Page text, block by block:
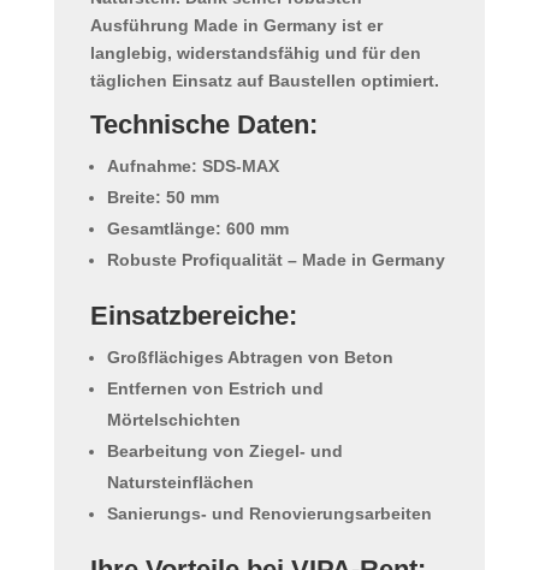
Ausführung Made in Germanyist er
langlebig, widerstandsfähig und für den
täglichen Einsatz auf Baustellen optimiert.
Technische Daten:
Aufnahme: SDS-MAX
Breite: 50 mm
Gesamtlänge: 600 mm
Robuste Profiqualität – Made in Germany
Einsatzbereiche:
Großflächiges Abtragen von Beton
Entfernen von Estrich und
Mörtelschichten
Bearbeitung von Ziegel- und
Natursteinflächen
Sanierungs- und Renovierungsarbeiten